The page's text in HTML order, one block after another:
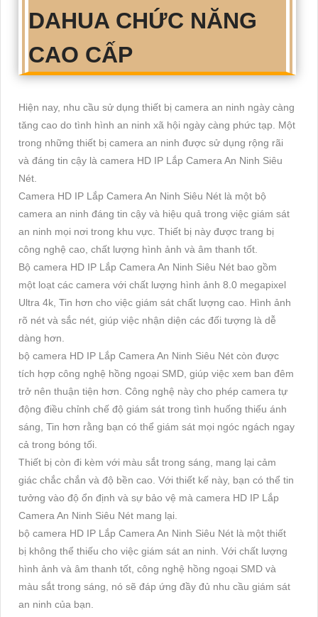
DAHUA CHỨC NĂNG
CAO CẤP
Hiện nay, nhu cầu sử dụng thiết bị camera an ninh ngày càng
tăng cao do tình hình an ninh xã hội ngày càng phức tạp. Một
trong những thiết bị camera an ninh được sử dụng rộng rãi
và đáng tin cậy là camera HD IP Lắp Camera An Ninh Siêu
Nét.
Camera HD IP Lắp Camera An Ninh Siêu Nét là một bộ
camera an ninh đáng tin cậy và hiệu quả trong việc giám sát
an ninh mọi nơi trong khu vực. Thiết bị này được trang bị
công nghệ cao, chất lượng hình ảnh và âm thanh tốt.
Bộ camera HD IP Lắp Camera An Ninh Siêu Nét bao gồm
một loạt các camera với chất lượng hình ảnh 8.0 megapixel
Ultra 4k, Tin hơn cho việc giám sát chất lượng cao. Hình ảnh
rõ nét và sắc nét, giúp việc nhận diện các đối tượng là dễ
dàng hơn.
bộ camera HD IP Lắp Camera An Ninh Siêu Nét còn được
tích hợp công nghệ hồng ngoại SMD, giúp việc xem ban đêm
trở nên thuận tiện hơn. Công nghệ này cho phép camera tự
động điều chỉnh chế độ giám sát trong tình huống thiếu ánh
sáng, Tin hơn rằng bạn có thể giám sát mọi ngóc ngách ngay
cả trong bóng tối.
Thiết bị còn đi kèm với màu sắt trong sáng, mang lại cảm
giác chắc chắn và độ bền cao. Với thiết kế này, bạn có thể tin
tưởng vào độ ổn định và sự bảo vệ mà camera HD IP Lắp
Camera An Ninh Siêu Nét mang lại.
bộ camera HD IP Lắp Camera An Ninh Siêu Nét là một thiết
bị không thể thiếu cho việc giám sát an ninh. Với chất lượng
hình ảnh và âm thanh tốt, công nghệ hồng ngoại SMD và
màu sắt trong sáng, nó sẽ đáp ứng đầy đủ nhu cầu giám sát
an ninh của bạn.